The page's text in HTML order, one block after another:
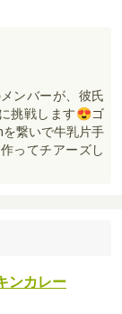
ンバーが、彼氏
挑戦します😍ゴ
繋いで牛乳片手
ってチアーズし
ンカレー